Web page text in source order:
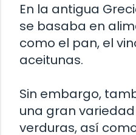
En la antigua
se basaba en
como el pan, el
aceitunas.
Sin embargo,
una gran
verduras, así